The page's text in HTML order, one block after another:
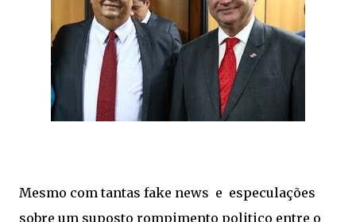
Mesmo com tantas fake news e especulações
sobre um suposto rompimento politico entre o